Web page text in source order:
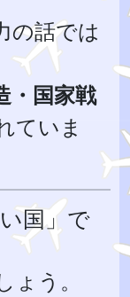
の話では
・国家戦
ていま
国」で
う。